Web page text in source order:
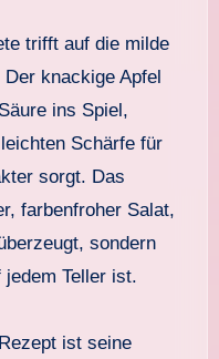
trifft auf die milde
knackige Apfel
ins Spiel,
Schärfe für
sorgt. Das
farbenfroher Salat,
sondern
Teller ist.
ist seine